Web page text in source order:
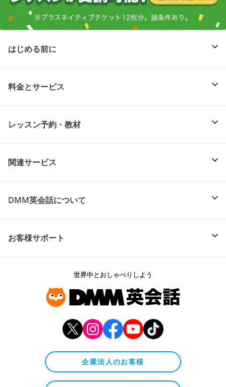
はじめる前に
料金とサービス
レッスン予約・教材
関連サービス
DMM英会話について
お客様サポート
世界中とおしゃべりしよう
企業法人のお客様